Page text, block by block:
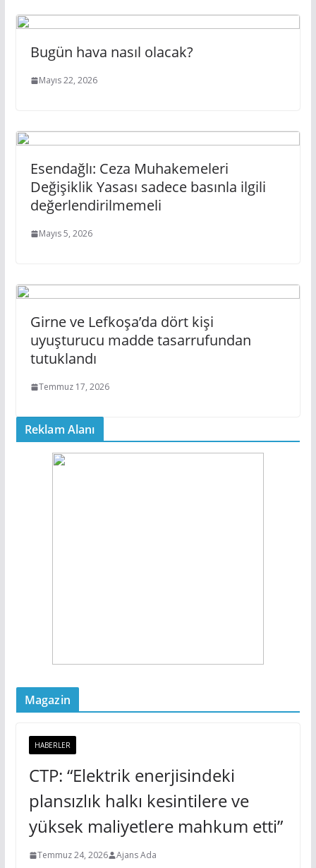
Bugün hava nasıl olacak?
Mayıs 22, 2026
Esendağlı: Ceza Muhakemeleri
Değişiklik Yasası sadece basınla ilgili
değerlendirilmemeli
Mayıs 5, 2026
Girne ve Lefkoşa’da dört kişi
uyuşturucu madde tasarrufundan
tutuklandı
Temmuz 17, 2026
Reklam Alanı
Magazin
HABERLER
CTP: “Elektrik enerjisindeki
plansızlık halkı kesintilere ve
yüksek maliyetlere mahkum etti”
Temmuz 24, 2026 Ajans Ada